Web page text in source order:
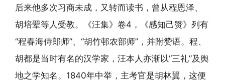
后来他多次习商未成，又转而读书，曾从程恩泽、
胡培翚等人受教。《汪集》卷4，《感知己赞》列有
“程春海侍郎师”、“胡竹邨农部师”，并附赞语。程、
胡都是当时有名的汉学家，汪本人亦渐以“三礼”及舆
地之学知名。1840年中举，主考官是胡林翼，这便